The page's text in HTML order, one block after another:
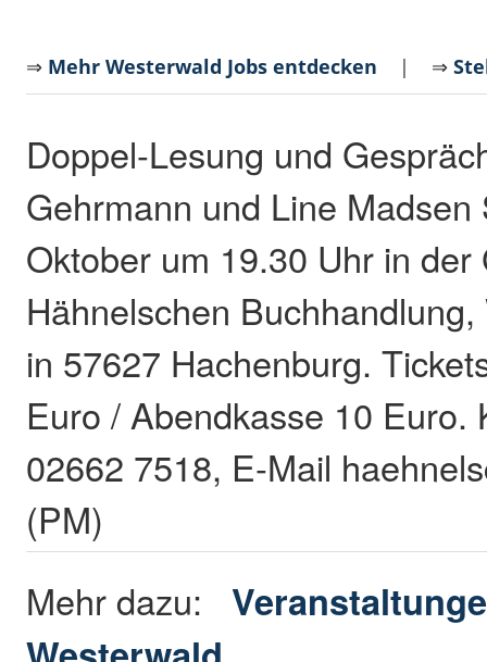
⇒ Mehr Westerwald Jobs entdecken | ⇒
Doppel-Lesung und
Gehrmann und Line
Oktober um 19.30 Uhr in der
Hähnelschen
in 57627 Hachenburg.
Euro / Abendkasse 10 Euro.
02662 7518, E-Mail
(PM)
Mehr dazu: